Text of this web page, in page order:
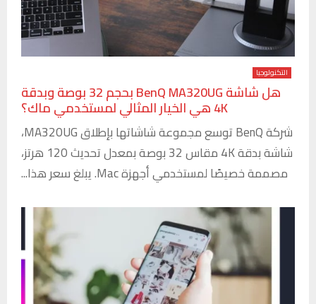
التكنولوجيا
هل شاشة BenQ MA320UG بحجم 32 بوصة وبدقة
4K هي الخيار المثالي لمستخدمي ماك؟
شركة BenQ توسع مجموعة شاشاتها بإطلاق MA320UG،
شاشة بدقة 4K مقاس 32 بوصة بمعدل تحديث 120 هرتز،
مصممة خصيصًا لمستخدمي أجهزة Mac. يبلغ سعر هذا...